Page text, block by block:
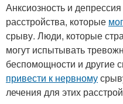
Анксиозность и
расстройства, которые
срыву. Люди, которые
могут испытывать
беспомощности и другие
привести к нервному
лечения для этих